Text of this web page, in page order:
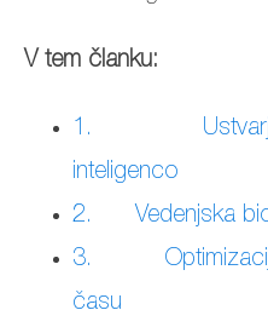
V tem članku:
1.
inteligenco
2. Vedenjska
3. Optimizacija
času